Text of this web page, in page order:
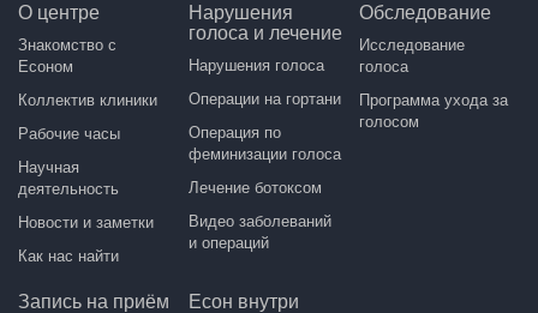
О центре
Знакомство с
Есоном
Коллектив клиники
Рабочие часы
Научная
деятельность
Новости и заметки
Как нас найти
Нарушения
голоса и лечение
Нарушения голоса
Операции на гортани
Операция по
феминизации голоса
Лечение ботоксом
Видео заболеваний
и операций
Обследование
Исследование
голоса
Программа ухода за
голосом
Запись на приём Есон внутри